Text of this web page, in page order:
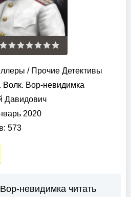
/ Прочие Детективы
Вор-невидимка
Давидович
2020
573
невидимка читать